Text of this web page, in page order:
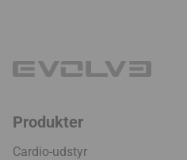
Produkter
Cardio-udstyr